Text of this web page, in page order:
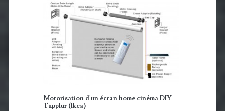
Motorisation d'un écran home cinéma DIY
Tupplur (Ikea)